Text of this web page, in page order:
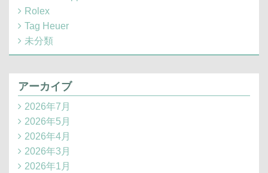
Rolex
Tag Heuer
未分類
アーカイブ
2026年7月
2026年5月
2026年4月
2026年3月
2026年1月